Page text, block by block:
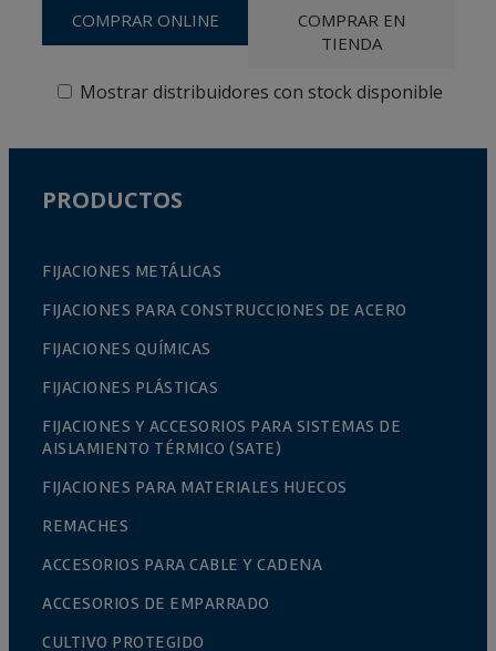
COMPRAR ONLINE
COMPRAR EN
TIENDA
Mostrar distribuidores con stock disponible
PRODUCTOS
FIJACIONES METÁLICAS
FIJACIONES PARA CONSTRUCCIONES DE ACERO
FIJACIONES QUÍMICAS
FIJACIONES PLÁSTICAS
FIJACIONES Y ACCESORIOS PARA SISTEMAS DE
AISLAMIENTO TÉRMICO (SATE)
FIJACIONES PARA MATERIALES HUECOS
REMACHES
ACCESORIOS PARA CABLE Y CADENA
ACCESORIOS DE EMPARRADO
CULTIVO PROTEGIDO